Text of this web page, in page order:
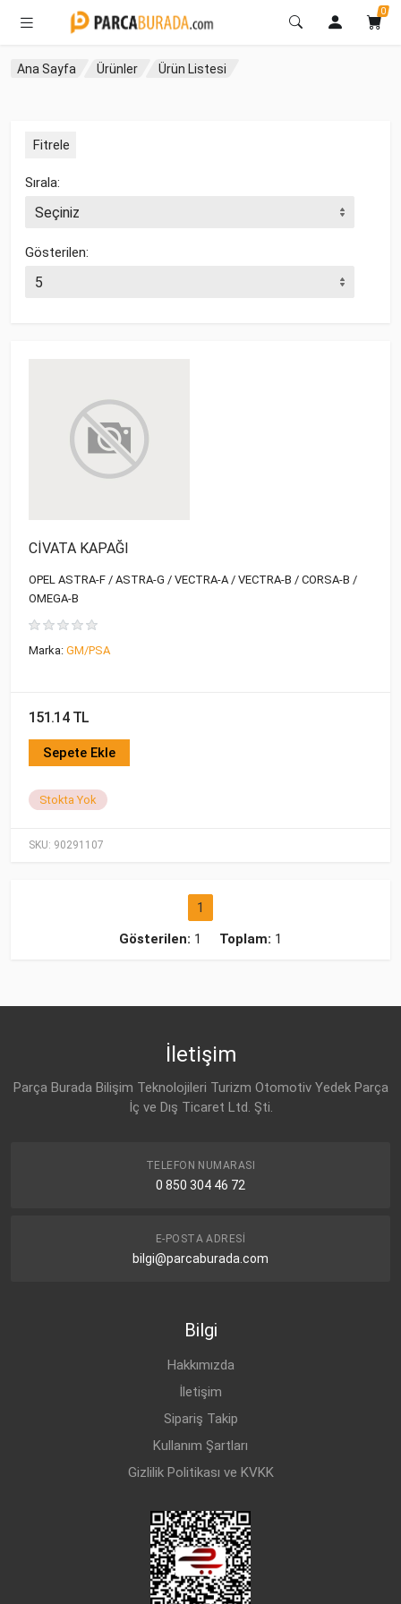
0
Ana Sayfa Ürünler Ürün Listesi
Fitrele
Sırala:
Gösterilen:
SKU: 90291107
CİVATA KAPAĞI
OPEL ASTRA-F / ASTRA-G / VECTRA-A / VECTRA-B / CORSA-B /
OMEGA-B
Marka: GM/PSA
151.14 TL
Sepete Ekle
Stokta Yok
1
Gösterilen: 1 Toplam: 1
İletişim
Parça Burada Bilişim Teknolojileri Turizm Otomotiv Yedek Parça
İç ve Dış Ticaret Ltd. Şti.
TELEFON NUMARASI
0 850 304 46 72
E-POSTA ADRESI
bilgi@parcaburada.com
Bilgi
Hakkımızda
İletişim
Sipariş Takip
Kullanım Şartları
Gizlilik Politikası ve KVKK